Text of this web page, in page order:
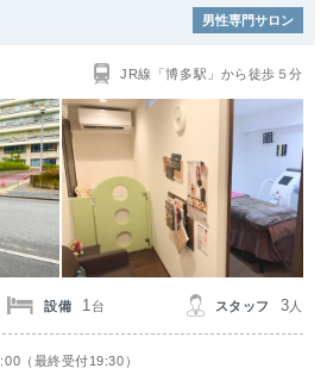
男性専門サロン
JR線「博多駅」から徒歩５分
設備 1台 スタッフ 3 人
（最終受付19:30）